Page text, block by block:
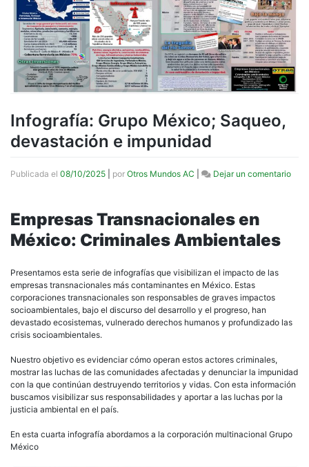
Infografía: Grupo México; Saqueo,
devastación e impunidad
Publicada el 08/10/2025 por Otros Mundos AC Dejar un comentarioen
Empresas Transnacionales en
México: Criminales Ambientales
Presentamos esta serie de infografías que visibilizan el impacto de las
empresas transnacionales más contaminantes en México. Estas
corporaciones transnacionales son responsables de graves impactos
socioambientales, bajo el discurso del desarrollo y el progreso, han
devastado ecosistemas, vulnerado derechos humanos y profundizado las
crisis socioambientales.
Nuestro objetivo es evidenciar cómo operan estos actores criminales,
mostrar las luchas de las comunidades afectadas y denunciar la impunidad
con la que continúan destruyendo territorios y vidas. Con esta información
buscamos visibilizar sus responsabilidades y aportar a las luchas por la
justicia ambiental en el país.
En esta cuarta infografía abordamos a la corporación multinacional Grupo
México